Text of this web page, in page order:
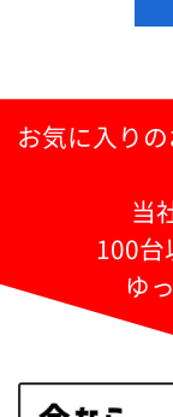
お気に入り
当
100台
ゆ